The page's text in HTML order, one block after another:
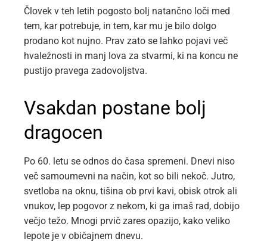
Človek v teh letih pogosto bolj natančno loči med
tem, kar potrebuje, in tem, kar mu je bilo dolgo
prodano kot nujno. Prav zato se lahko pojavi več
hvaležnosti in manj lova za stvarmi, ki na koncu ne
pustijo pravega zadovoljstva.
Vsakdan postane bolj
dragocen
Po 60. letu se odnos do časa spremeni. Dnevi niso
več samoumevni na način, kot so bili nekoč. Jutro,
svetloba na oknu, tišina ob prvi kavi, obisk otrok ali
vnukov, lep pogovor z nekom, ki ga imaš rad, dobijo
večjo težo. Mnogi prvič zares opazijo, kako veliko
lepote je v običajnem dnevu.